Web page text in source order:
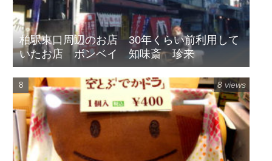
柏駅東口周辺のお店 30年くらい前利用して
いたお店 ボンベイ 知味斎 珍来
8 views